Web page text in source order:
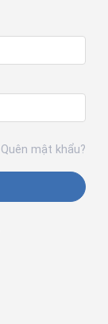
Quên mật khẩu?